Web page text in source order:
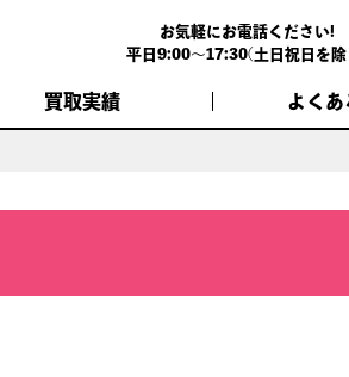
お気軽にお電話ください!
平日9:00～17:30(土日祝日を
買取実績 よくあ